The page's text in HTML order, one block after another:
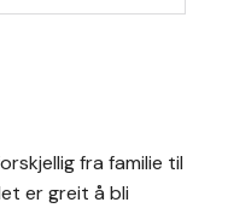
fra familie til
er greit å bli